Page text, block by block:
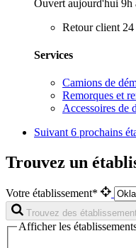
Ouvert aujourd'hui 9h
Retour client 24
Services
Camions de
Remorques et
Accessoires de
Suivant 6 prochains
Trouvez un
Votre établissement*
Trouvez des
Afficher les